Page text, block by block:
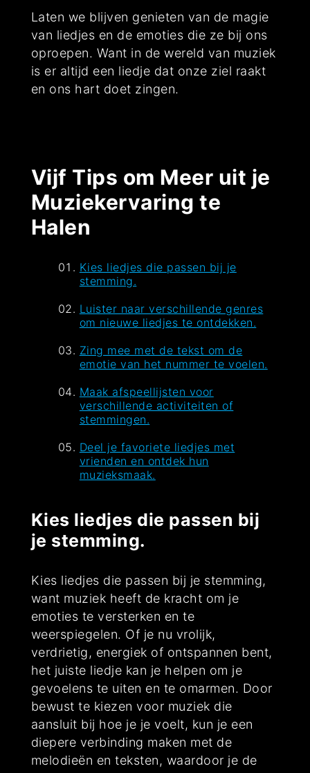
Laten we blijven genieten van de magie
van liedjes en de emoties die ze bij ons
oproepen. Want in de wereld van muziek
is er altijd een liedje dat onze ziel raakt
en ons hart doet zingen.
Vijf Tips om Meer uit je
Muziekervaring te
Halen
Kies liedjes die passen bij je
stemming.
Luister naar verschillende genres
om nieuwe liedjes te ontdekken.
Zing mee met de tekst om de
emotie van het nummer te voelen.
Maak afspeellijsten voor
verschillende activiteiten of
stemmingen.
Deel je favoriete liedjes met
vrienden en ontdek hun
muzieksmaak.
Kies liedjes die passen bij
je stemming.
Kies liedjes die passen bij je stemming,
want muziek heeft de kracht om je
emoties te versterken en te
weerspiegelen. Of je nu vrolijk,
verdrietig, energiek of ontspannen bent,
het juiste liedje kan je helpen om je
gevoelens te uiten en te omarmen. Door
bewust te kiezen voor muziek die
aansluit bij hoe je je voelt, kun je een
diepere verbinding maken met de
melodieën en teksten, waardoor je de